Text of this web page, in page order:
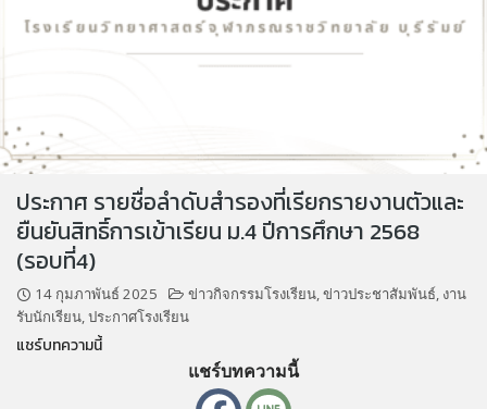
ประกาศ รายชื่อลำดับสำรองที่เรียกรายงานตัวและ
ยืนยันสิทธิ์การเข้าเรียน ม.4 ปีการศึกษา 2568
(รอบที่4)
14 กุมภาพันธ์ 2025 ข่าวกิจกรรมโรงเรียน,ข่าวประชาสัมพันธ์, งาน
รับนักเรียน,ประกาศโรงเรียน
แชร์บทความนี้
แชร์บทความนี้